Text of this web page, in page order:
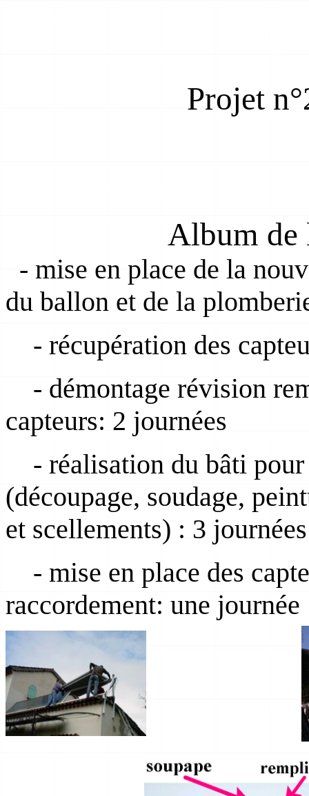
Projet
Album de
- mise en place de la
du ballon et de la
- récupération des
- démontage révision
capteurs: 2 journées
- réalisation du bâti pour
(découpage, soudage,
et scellements) : 3 journées
- mise en place des
raccordement: une journée